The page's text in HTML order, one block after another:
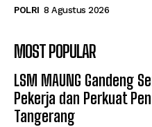
POLRI 8 Agustus 2026
MOST POPULAR
LSM MAUNG Gandeng
Pekerja dan Perkuat
Tangerang